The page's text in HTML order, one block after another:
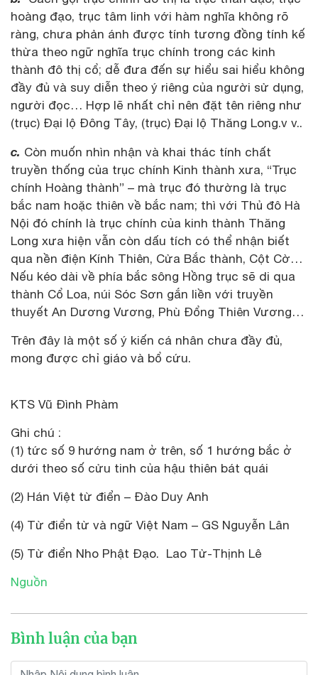
hoàng đạo, trục tâm linh với hàm nghĩa không rõ
ràng, chưa phản ánh được tính tương đồng tính kế
thừa theo ngữ nghĩa trục chính trong các kinh
thành đô thị cổ; dễ đưa đến sự hiểu sai hiểu không
đầy đủ và suy diễn theo ý riêng của người sử dụng,
người đọc… Hợp lẽ nhất chỉ nên đặt tên riêng như
(trục) Đại lộ Đông Tây, (trục) Đại lộ Thăng Long.v v..
c. Còn muốn nhìn nhận và khai thác tính chất
truyền thống của trục chính Kinh thành xưa, “Trục
chính Hoàng thành” – mà trục đó thường là trục
bắc nam hoặc thiên về bắc nam; thì với Thủ đô Hà
Nội đó chính là trục chính của kinh thành Thăng
Long xưa hiện vẫn còn dấu tích có thể nhận biết
qua nền điện Kính Thiên, Cửa Bắc thành, Cột Cờ…
Nếu kéo dài về phía bắc sông Hồng trục sẽ di qua
thành Cổ Loa, núi Sóc Sơn gắn liền với truyền
thuyết An Dương Vương, Phù Đổng Thiên Vương…
Trên đây là một số ý kiến cá nhân chưa đầy đủ,
mong được chỉ giáo và bổ cứu.
KTS Vũ Đình Phàm
Ghi chú :
(1) tức số 9 hướng nam ở trên, số 1 hướng bắc ở
dưới theo số cửu tinh của hậu thiên bát quái
(2) Hán Việt từ điển – Đào Duy Anh
(4) Từ điển từ và ngữ Việt Nam – GS Nguyễn Lân
(5) Từ điển Nho Phật Đạo. Lao Tử-Thịnh Lê
Nguồn
Bình luận của bạn